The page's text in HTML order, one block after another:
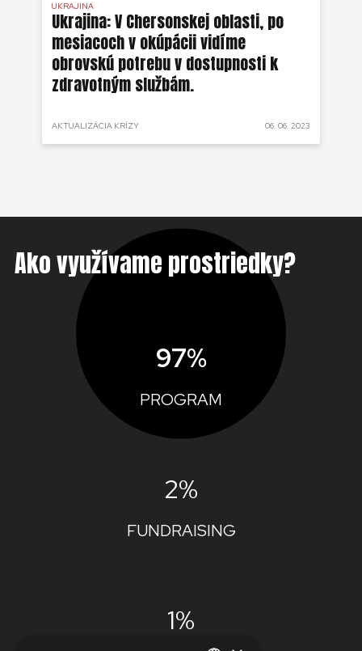
UKRAJINA
Ukrajina: V Chersonskej oblasti, po
mesiacoch v okúpácii vidíme
obrovskú potrebu v dostupnosti k
zdravotným službám.
AKTUALIZÁCIA KRÍZY 06. 06. 2023
Ako využívame prostriedky?
97%
PROGRAM
2%
FUNDRAISING
1%